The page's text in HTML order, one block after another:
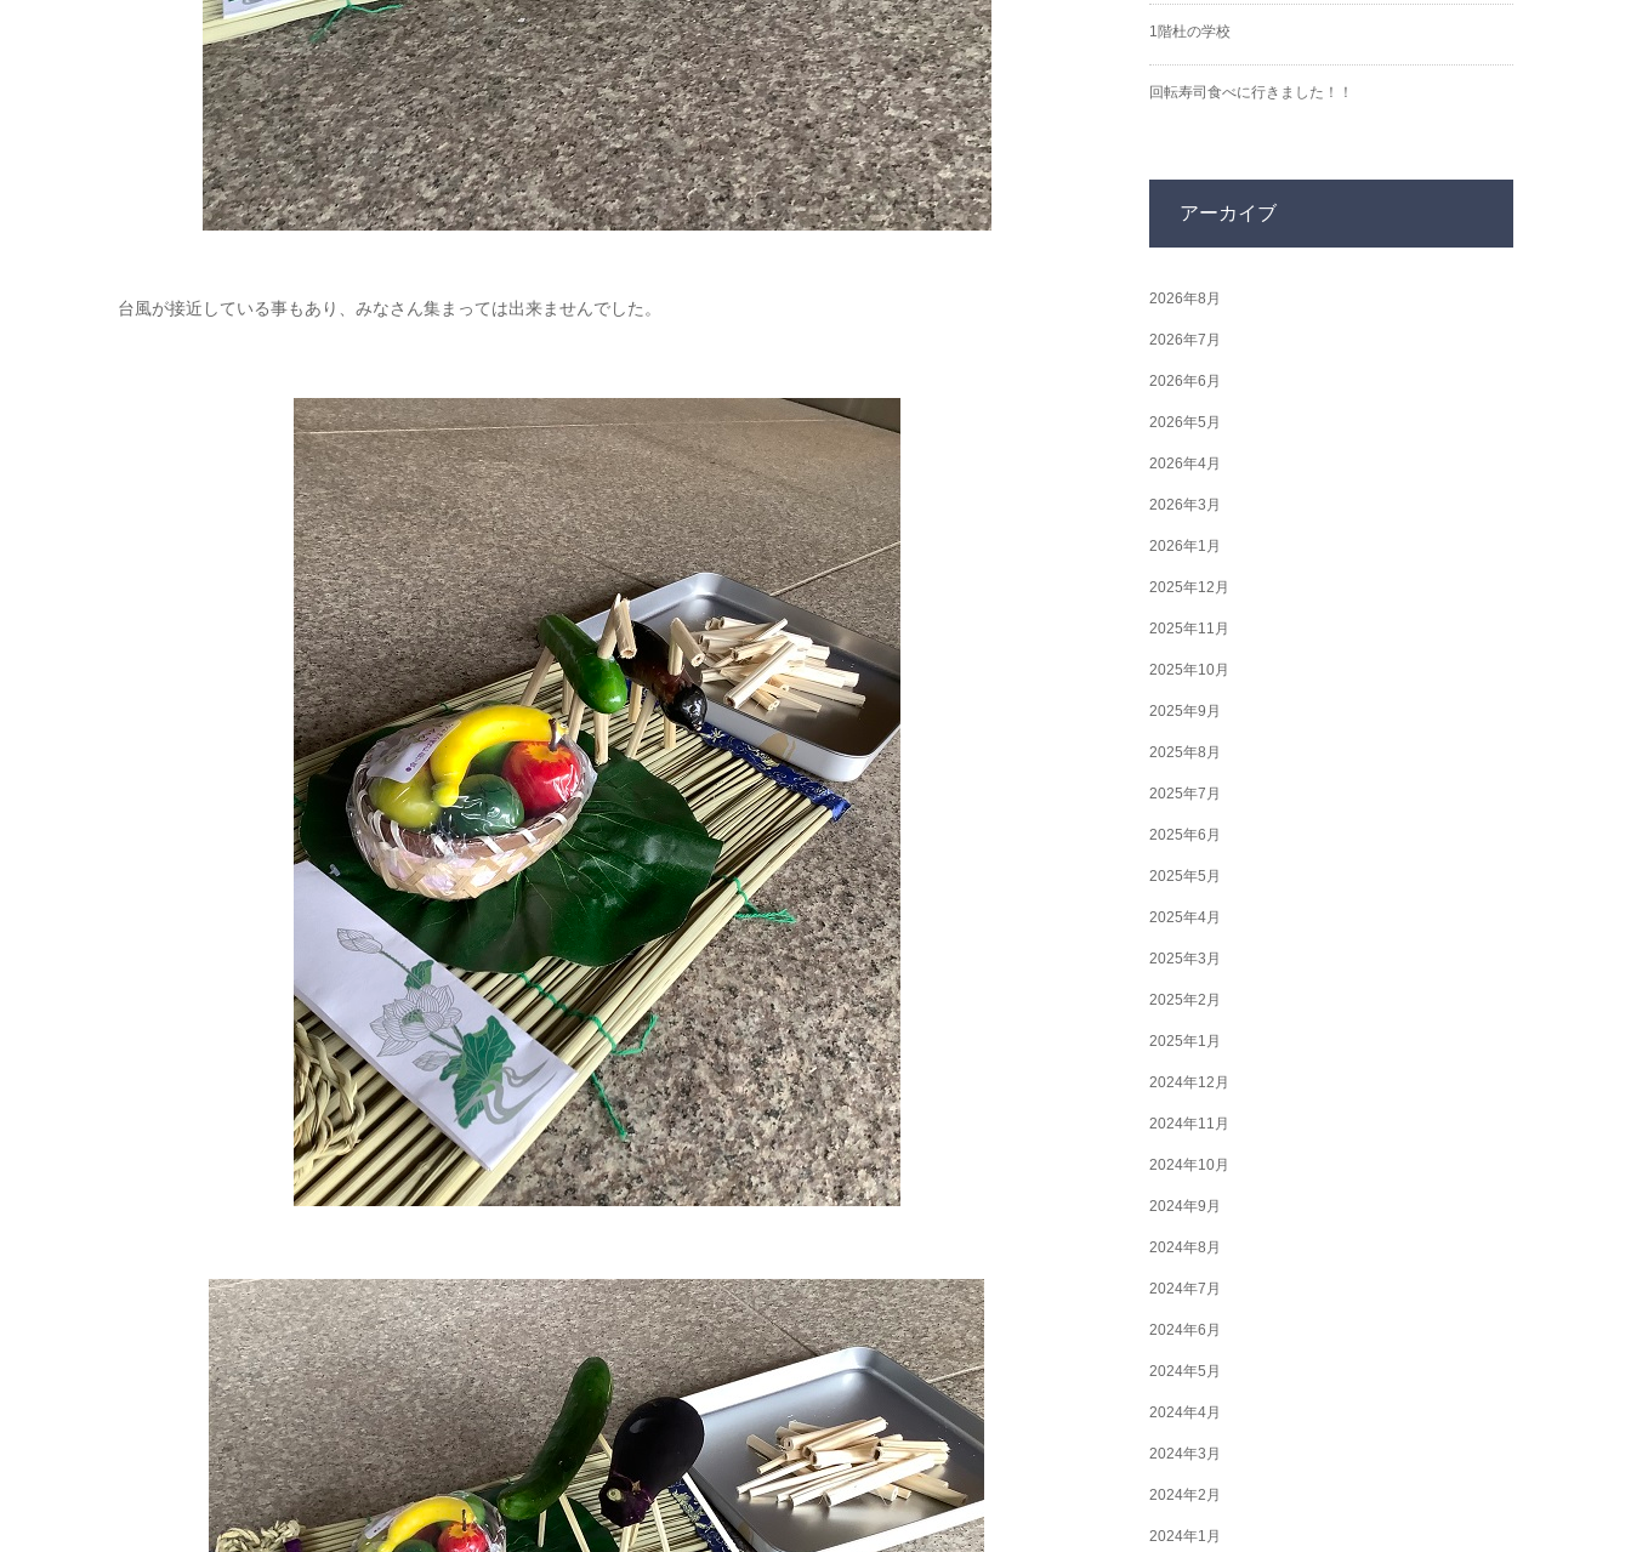
台風が接近している事もあり、みなさん集まっては出来ませんでした。
1階杜の学校
回転寿司食べに行きました！！
アーカイブ
2026年8月
2026年7月
2026年6月
2026年5月
2026年4月
2026年3月
2026年1月
2025年12月
2025年11月
2025年10月
2025年9月
2025年8月
2025年7月
2025年6月
2025年5月
2025年4月
2025年3月
2025年2月
2025年1月
2024年12月
2024年11月
2024年10月
2024年9月
2024年8月
2024年7月
2024年6月
2024年5月
2024年4月
2024年3月
2024年2月
2024年1月